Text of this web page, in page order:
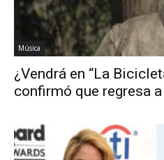
Música
¿Vendrá en “La
confirmó que regresa